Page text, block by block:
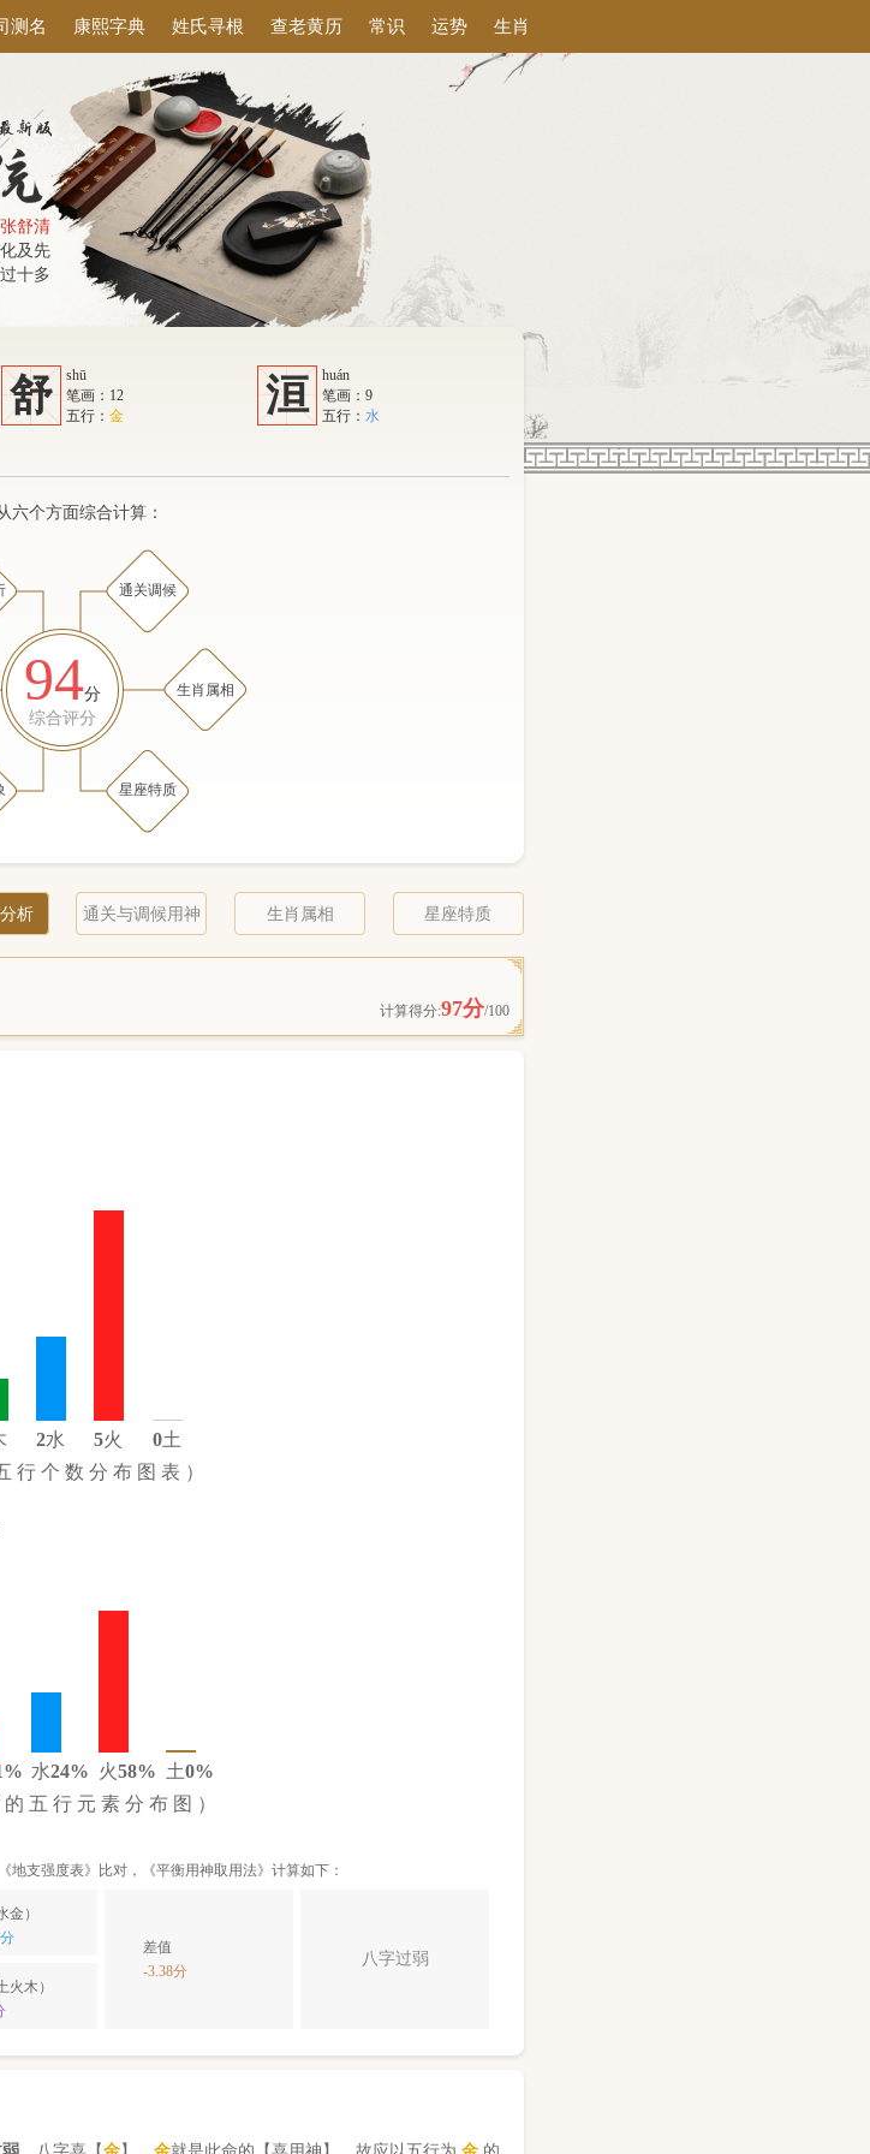
测名 康熙字典 姓氏寻根 查老黄历 常识 运势 生肖
张舒清
及先
十多
舒
shū
笔画：12
五行： 金 洹
huán
笔画：9
五行： 水
六个方面综合计算：
生肖属相
通关调候
星座特质
94分
综合评分
析 通关与调候用神 生肖属相 星座特质
计算得分:97分/100
2水 5火 0土
行 个 数 分 布 图 表 ）
水24% 火58% 土0%
的 五 行 元 素 分 布 图 ）
地支强度表》比对，《平衡用神取用法》计算如下：
金）
分
火木）
八字过弱
差值
-3.38分